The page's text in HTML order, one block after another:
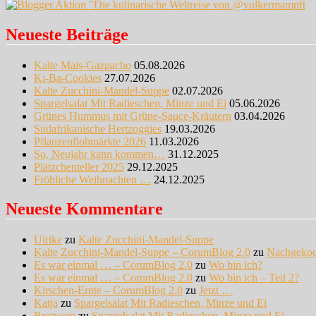
Neueste Beiträge
Kalte Mais-Gazpacho 05.08.2026
Ki-Ba-Cookies 27.07.2026
Kalte Zucchini-Mandel-Suppe 02.07.2026
Spargelsalat Mit Radieschen, Minze und Ei 05.06.2026
Grünes Hummus mit Grüne-Sauce-Kräutern 03.04.2026
Südafrikanische Hertzoggies 19.03.2026
Pflanzenflohmärkte 2026 11.03.2026
So, Neujahr kann kommen… 31.12.2025
Plätzchenteller 2025 29.12.2025
Fröhliche Weihnachten … 24.12.2025
Neueste Kommentare
Ulrike zu Kalte Zucchini-Mandel-Suppe
Kalte Zucchini-Mandel-Suppe – CorumBlog 2.0 zu
Es war einmal … – CorumBlog 2.0 zu Wo bin ich?
Es war einmal … – CorumBlog 2.0 zu Wo bin ich – Teil 2?
Kirschen-Ernte – CorumBlog 2.0 zu Jetzt …
Katja zu Spargelsalat Mit Radieschen, Minze und Ei